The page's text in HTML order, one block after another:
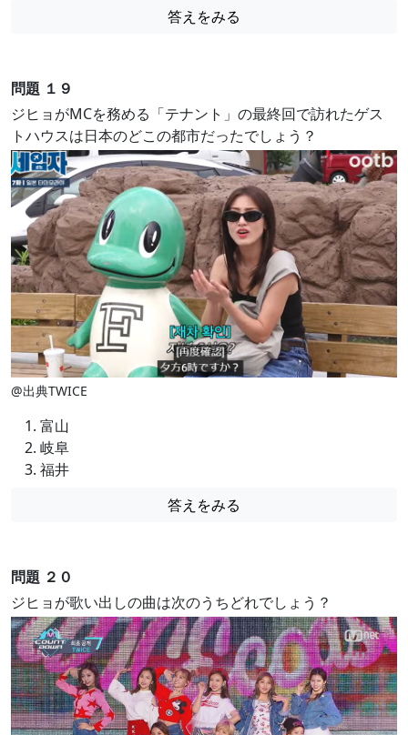
答えをみる
問題 １９
ジヒョがMCを務める「テナント」の最終回で訪れたゲス
トハウスは日本のどこの都市だったでしょう？
@出典TWICE
富山
岐阜
福井
答えをみる
問題 ２０
ジヒョが歌い出しの曲は次のうちどれでしょう？